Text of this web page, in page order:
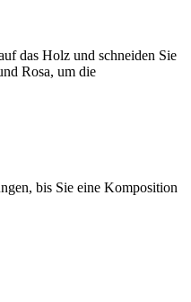
das Holz und schneiden Sie
Rosa, um die
bis Sie eine Komposition